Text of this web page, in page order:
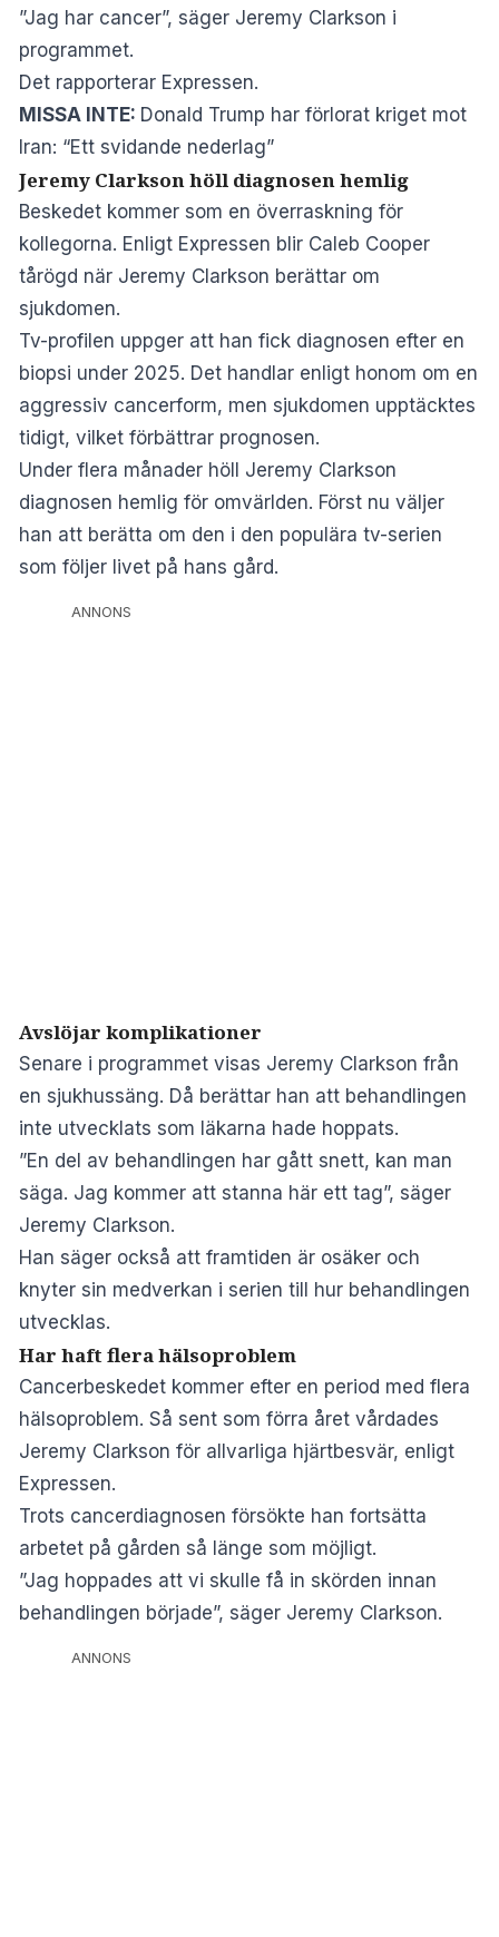
”Jag har cancer”, säger Jeremy Clarkson i
programmet.
Det rapporterar Expressen.
MISSA INTE: Donald Trump har förlorat kriget mot
Iran: “Ett svidande nederlag”
Jeremy Clarkson höll diagnosen hemlig
Beskedet kommer som en överraskning för
kollegorna. Enligt Expressen blir Caleb Cooper
tårögd när Jeremy Clarkson berättar om
sjukdomen.
Tv-profilen uppger att han fick diagnosen efter en
biopsi under 2025. Det handlar enligt honom om en
aggressiv cancerform, men sjukdomen upptäcktes
tidigt, vilket förbättrar prognosen.
Under flera månader höll Jeremy Clarkson
diagnosen hemlig för omvärlden. Först nu väljer
han att berätta om den i den populära tv-serien
som följer livet på hans gård.
ANNONS
Avslöjar komplikationer
Senare i programmet visas Jeremy Clarkson från
en sjukhussäng. Då berättar han att behandlingen
inte utvecklats som läkarna hade hoppats.
”En del av behandlingen har gått snett, kan man
säga. Jag kommer att stanna här ett tag”, säger
Jeremy Clarkson.
Han säger också att framtiden är osäker och
knyter sin medverkan i serien till hur behandlingen
utvecklas.
Har haft flera hälsoproblem
Cancerbeskedet kommer efter en period med flera
hälsoproblem. Så sent som förra året vårdades
Jeremy Clarkson för allvarliga hjärtbesvär, enligt
Expressen.
Trots cancerdiagnosen försökte han fortsätta
arbetet på gården så länge som möjligt.
”Jag hoppades att vi skulle få in skörden innan
behandlingen började”, säger Jeremy Clarkson.
ANNONS